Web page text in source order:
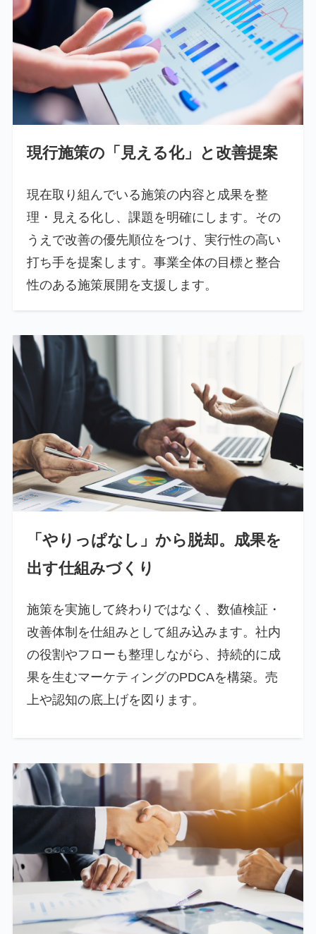
現行施策の「見える化」と改善提案
現在取り組んでいる施策の内容と成果を整
理・見える化し、課題を明確にします。その
うえで改善の優先順位をつけ、実行性の高い
打ち手を提案します。事業全体の目標と整合
性のある施策展開を支援します。
「やりっぱなし」から脱却。成果を
出す仕組みづくり
施策を実施して終わりではなく、数値検証・
改善体制を仕組みとして組み込みます。社内
の役割やフローも整理しながら、持続的に成
果を生むマーケティングのPDCAを構築。売
上や認知の底上げを図ります。